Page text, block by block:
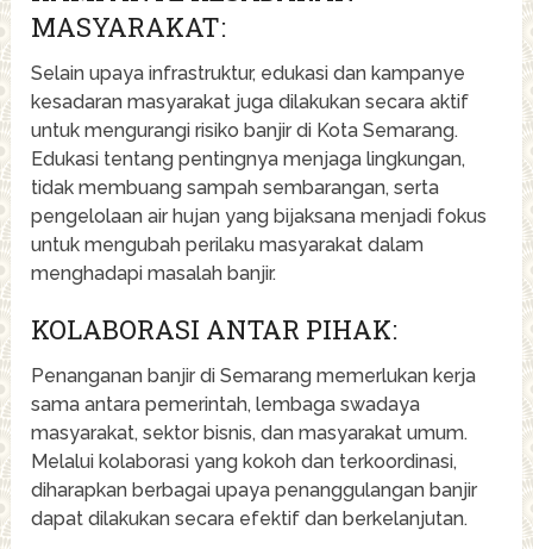
MASYARAKAT:
Selain upaya infrastruktur, edukasi dan kampanye
kesadaran masyarakat juga dilakukan secara aktif
untuk mengurangi risiko banjir di Kota Semarang.
Edukasi tentang pentingnya menjaga lingkungan,
tidak membuang sampah sembarangan, serta
pengelolaan air hujan yang bijaksana menjadi fokus
untuk mengubah perilaku masyarakat dalam
menghadapi masalah banjir.
KOLABORASI ANTAR PIHAK:
Penanganan banjir di Semarang memerlukan kerja
sama antara pemerintah, lembaga swadaya
masyarakat, sektor bisnis, dan masyarakat umum.
Melalui kolaborasi yang kokoh dan terkoordinasi,
diharapkan berbagai upaya penanggulangan banjir
dapat dilakukan secara efektif dan berkelanjutan.